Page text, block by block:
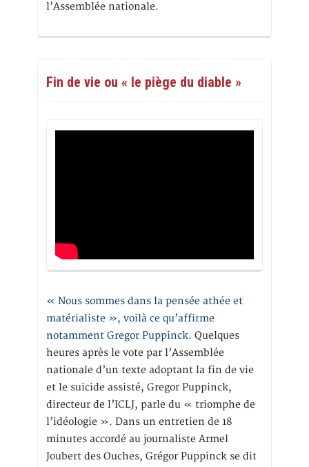
l’Assemblée nationale.
Fin de vie ou « le piège du diable »
« Nous sommes dans la pensée athée et
matérialiste », voilà ce qu’affirme
notamment Gregor Puppinck. Quelques
heures après le vote par l’Assemblée
nationale d’un texte adoptant la fin de vie
et le suicide assisté, Gregor Puppinck,
directeur de l’ICLJ, parle du « triomphe de
l’idéologie ». Dans un entretien de 18
minutes accordé au journaliste Armel
Joubert des Ouches, Grégor Puppinck se dit